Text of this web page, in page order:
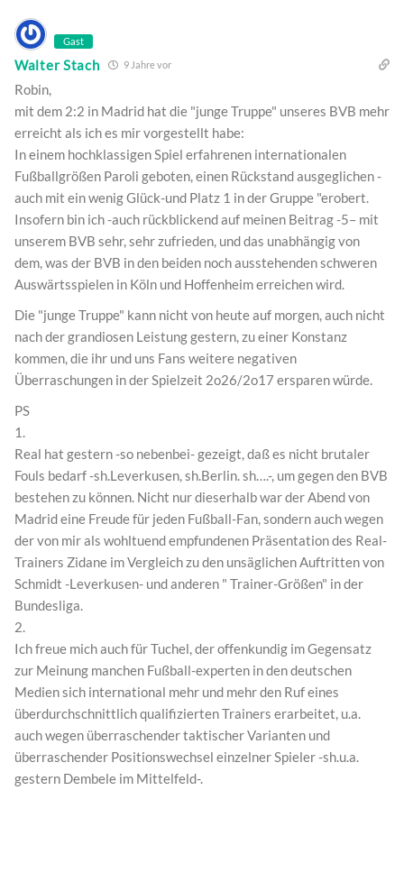
Gast
Walter Stach 9 Jahre vor
Robin,
mit dem 2:2 in Madrid hat die "junge Truppe" unseres BVB mehr
erreicht als ich es mir vorgestellt habe:
In einem hochklassigen Spiel erfahrenen internationalen
Fußballgrößen Paroli geboten, einen Rückstand ausgeglichen -
auch mit ein wenig Glück-und Platz 1 in der Gruppe "erobert.
Insofern bin ich -auch rückblickend auf meinen Beitrag -5– mit
unserem BVB sehr, sehr zufrieden, und das unabhängig von
dem, was der BVB in den beiden noch ausstehenden schweren
Auswärtsspielen in Köln und Hoffenheim erreichen wird.
Die "junge Truppe" kann nicht von heute auf morgen, auch nicht
nach der grandiosen Leistung gestern, zu einer Konstanz
kommen, die ihr und uns Fans weitere negativen
Überraschungen in der Spielzeit 2o26/2o17 ersparen würde.
PS
1.
Real hat gestern -so nebenbei- gezeigt, daß es nicht brutaler
Fouls bedarf -sh.Leverkusen, sh.Berlin. sh….-, um gegen den BVB
bestehen zu können. Nicht nur dieserhalb war der Abend von
Madrid eine Freude für jeden Fußball-Fan, sondern auch wegen
der von mir als wohltuend empfundenen Präsentation des Real-
Trainers Zidane im Vergleich zu den unsäglichen Auftritten von
Schmidt -Leverkusen- und anderen " Trainer-Größen" in der
Bundesliga.
2.
Ich freue mich auch für Tuchel, der offenkundig im Gegensatz
zur Meinung manchen Fußball-experten in den deutschen
Medien sich international mehr und mehr den Ruf eines
überdurchschnittlich qualifizierten Trainers erarbeitet, u.a.
auch wegen überraschender taktischer Varianten und
überraschender Positionswechsel einzelner Spieler -sh.u.a.
gestern Dembele im Mittelfeld-.